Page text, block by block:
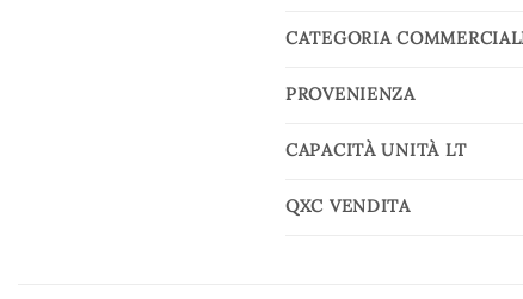
CATEGORIA
PROVENIENZA
CAPACITÀ UNITÀ LT
QXC VENDITA